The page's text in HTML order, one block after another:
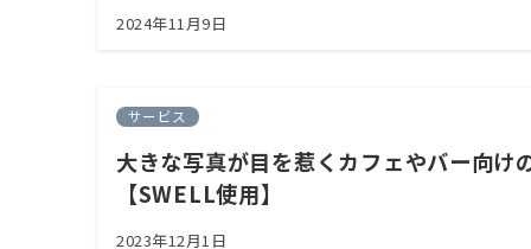
2024年11月9日
サービス
大きな写真が目を惹くカフェやバー向
【SWELL使用】
2023年12月1日